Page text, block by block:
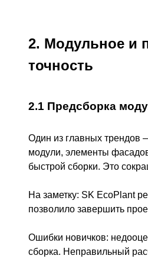
2. Модульное и
точность
2.1 Предсборка
Один из главных трендов
модули, элементы
быстрой сборки. Это
На заметку: SK EcoPlant
позволило завершить
Ошибки новичков:
сборка. Неправильный